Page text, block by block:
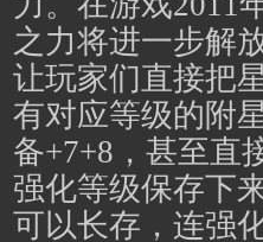
之力将进一步解
让玩家们直接把
有对应等级的附
备+7+8，甚至直
强化等级保存下
可以长存，连强